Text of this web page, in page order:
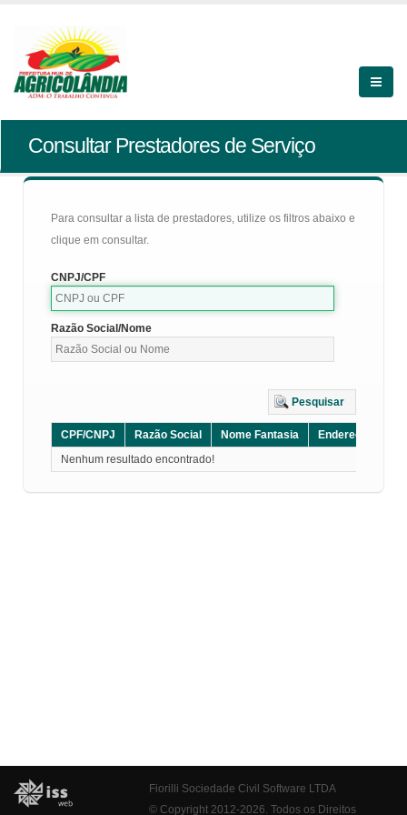
Consultar Prestadores de Serviço
Para consultar a lista de prestadores, utilize os filtros abaixo e
clique em consultar.
CNPJ/CPF
Razão Social/Nome
Pesquisar
CPF/CNPJ Razão Social Nome Fantasia Endereço
Nenhum resultado encontrado!
Fiorilli Sociedade Civil Software LTDA
© Copyright 2012-2026. Todos os Direitos